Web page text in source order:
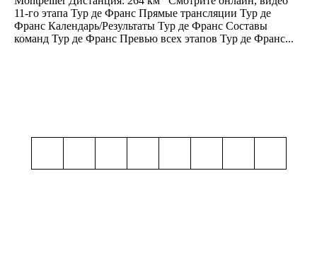
11-го этапа Тур де Франс Прямые трансляции Тур де
Франс Календарь/Результаты Тур де Франс Составы
команд Тур де Франс Превью всех этапов Тур де Франс...